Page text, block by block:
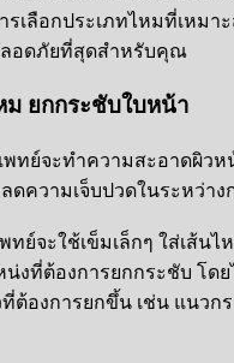
เลือกประเภทไหมที่เหมา
อดภัยที่สุดสำหรับคุณ
ยกกระชับใบหน้า
พทย์จะทำความสะอาดผิวห
ดความเจ็บปวดในระหว่าง
ทย์จะใช้เข็มเล็กๆ ใส่เส้นไ
น่งที่ต้องการยกกระชับ โด
ต้องการยกขึ้น เช่น แนวก